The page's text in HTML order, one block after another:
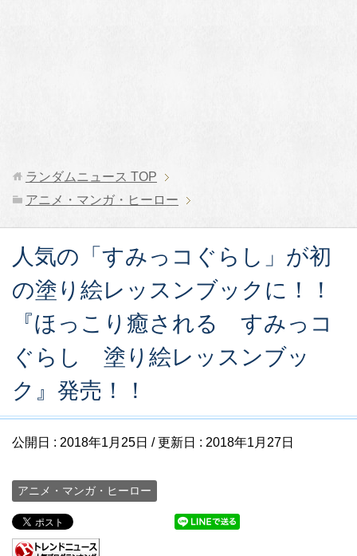
ランダムニュース TOP
アニメ・マンガ・ヒーロー
人気の「すみっコぐらし」が初
の塗り絵レッスンブックに！！
『ほっこり癒される すみっコ
ぐらし 塗り絵レッスンブッ
ク』発売！！
公開日 : 2018年1月25日 / 更新日 : 2018年1月27日
アニメ・マンガ・ヒーロー